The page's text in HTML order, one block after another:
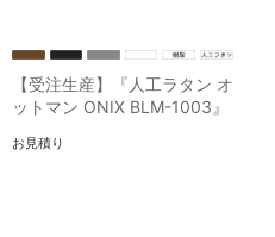
【受注生産】『人工ラタン オ
ットマン ONIX BLM-1003』
お見積り